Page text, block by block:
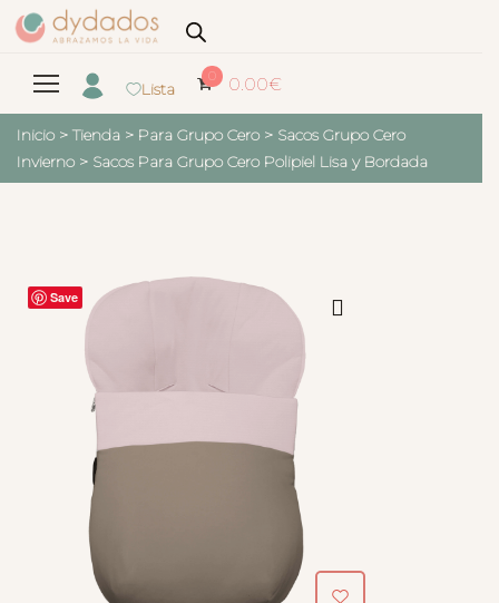
Lista
0 0.00€
Inicio > Tienda > Para Grupo Cero > Sacos Grupo Cero
Invierno > Sacos Para Grupo Cero Polipiel Lisa y Bordada
Save